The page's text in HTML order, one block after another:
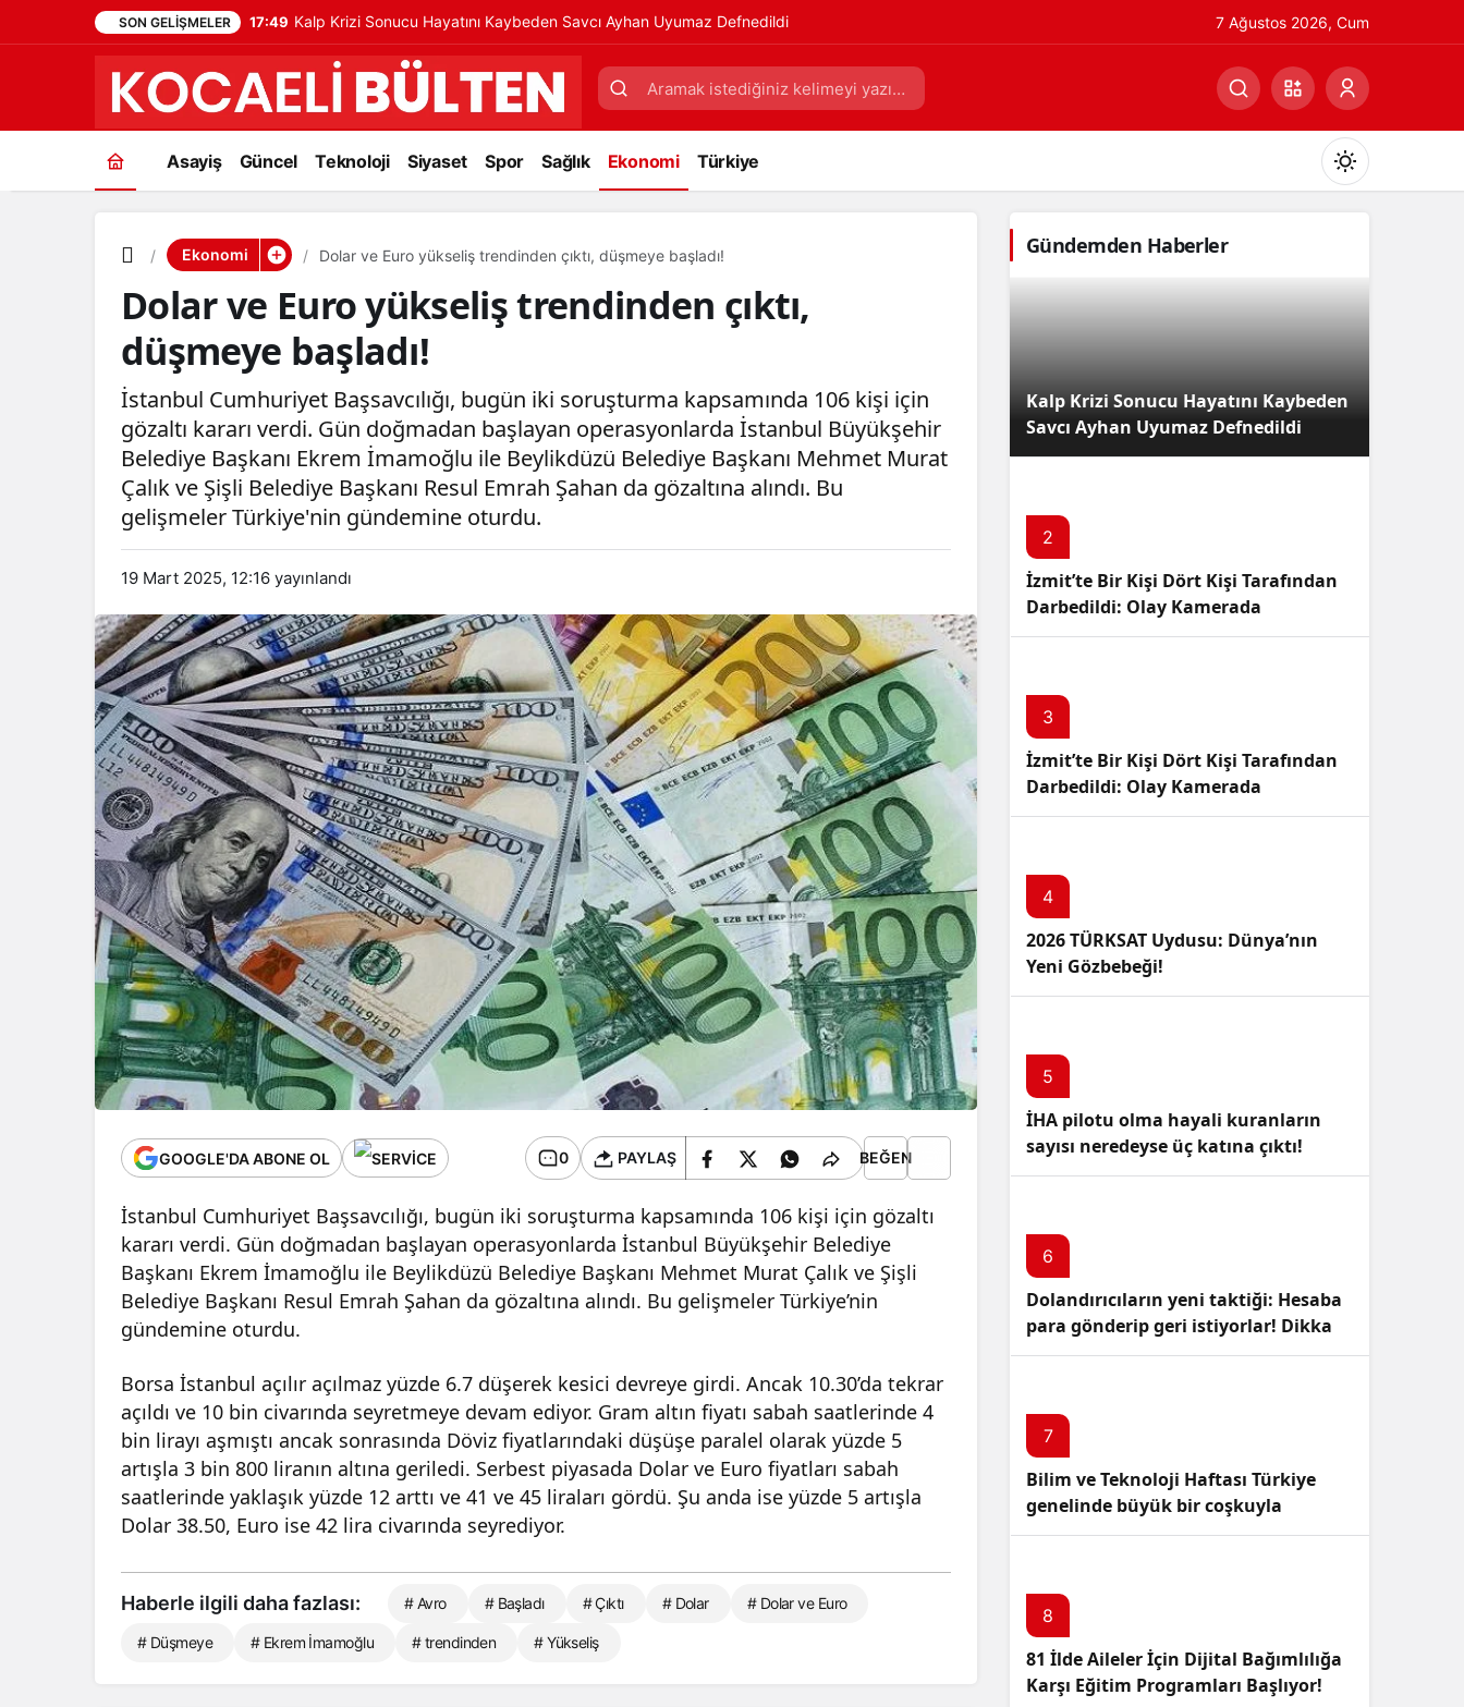
SON GELIŞMELER 17:49 Kalp Krizi Sonucu Hayatını Kaybeden Savcı Ayhan Uyumaz Defnedildi 7 Ağustos 2026, Cum
Asayiş Güncel Teknoloji Siyaset Spor Sağlık Ekonomi Türkiye
Gece Modu
Gece modunu seçin.
Ekonomi Dolar ve Euro yükseliş trendinden çıktı, düşmeye başladı!
Dolar ve Euro yükseliş trendinden çıktı,
düşmeye başladı!
İstanbul Cumhuriyet Başsavcılığı, bugün iki soruşturma kapsamında 106 kişi için
gözaltı kararı verdi. Gün doğmadan başlayan operasyonlarda İstanbul Büyükşehir
Belediye Başkanı Ekrem İmamoğlu ile Beylikdüzü Belediye Başkanı Mehmet Murat
Çalık ve Şişli Belediye Başkanı Resul Emrah Şahan da gözaltına alındı. Bu
gelişmeler Türkiye'nin gündemine oturdu.
19 Mart 2025, 12:16 yayınlandı
GOOGLE'DA ABONE OL 0 PAYLAŞ BEĞEN
İstanbul Cumhuriyet Başsavcılığı, bugün iki soruşturma kapsamında 106 kişi için gözaltı
kararı verdi. Gün doğmadan başlayan operasyonlarda İstanbul Büyükşehir Belediye
Başkanı Ekrem İmamoğlu ile Beylikdüzü Belediye Başkanı Mehmet Murat Çalık ve Şişli
Belediye Başkanı Resul Emrah Şahan da gözaltına alındı. Bu gelişmeler Türkiye’nin
gündemine oturdu.
Borsa İstanbul açılır açılmaz yüzde 6.7 düşerek kesici devreye girdi. Ancak 10.30’da tekrar
açıldı ve 10 bin civarında seyretmeye devam ediyor. Gram altın fiyatı sabah saatlerinde 4
bin lirayı aşmıştı ancak sonrasında Döviz fiyatlarındaki düşüşe paralel olarak yüzde 5
artışla 3 bin 800 liranın altına geriledi. Serbest piyasada Dolar ve Euro fiyatları sabah
saatlerinde yaklaşık yüzde 12 arttı ve 41 ve 45 liraları gördü. Şu anda ise yüzde 5 artışla
Dolar 38.50, Euro ise 42 lira civarında seyrediyor.
Haberle ilgili daha fazlası: # Avro # Başladı # Çıktı # Dolar # Dolar ve Euro
# Düşmeye # Ekrem İmamoğlu # trendinden # Yükseliş
Gündemden Haberler
Kalp Krizi Sonucu Hayatını Kaybeden
Savcı Ayhan Uyumaz Defnedildi
2
İzmit’te Bir Kişi Dört Kişi Tarafından
Darbedildi: Olay Kamerada
3
İzmit’te Bir Kişi Dört Kişi Tarafından
Darbedildi: Olay Kamerada
4
2026 TÜRKSAT Uydusu: Dünya’nın
Yeni Gözbebeği!
5
İHA pilotu olma hayali kuranların
sayısı neredeyse üç katına çıktı!
6
Dolandırıcıların yeni taktiği: Hesaba
para gönderip geri istiyorlar! Dikkat
Edin!
7
Bilim ve Teknoloji Haftası Türkiye
genelinde büyük bir coşkuyla
kutlandı: İşte Etkinlikler ve
8
81 İlde Aileler İçin Dijital Bağımlılığa
Karşı Eğitim Programları Başlıyor!